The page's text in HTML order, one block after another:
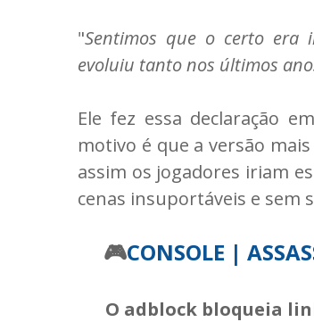
"Sentimos que o certo era
evoluiu tanto nos últimos
Ele fez essa declaração
motivo é que a versão
assim os jogadores iriam
cenas insuportáveis e sem
🎮CONSOLE |
O adblock bloqueia